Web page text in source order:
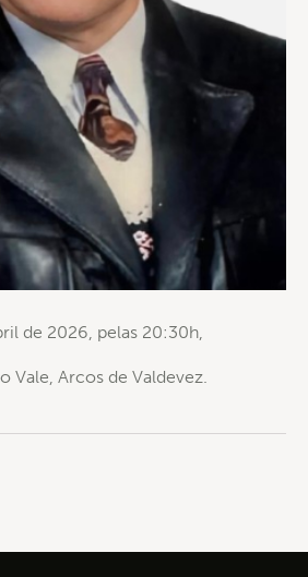
de 2026, pelas 20:30h,
Vale, Arcos de Valdevez.